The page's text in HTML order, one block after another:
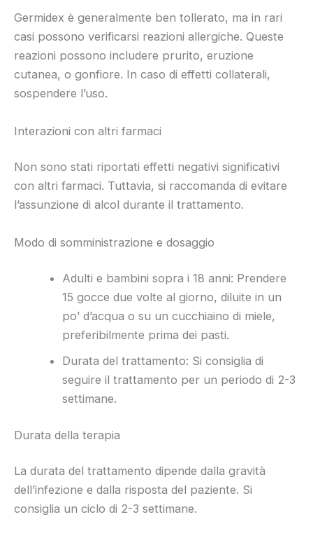
Germidex è generalmente ben tollerato, ma in rari
casi possono verificarsi reazioni allergiche. Queste
reazioni possono includere prurito, eruzione
cutanea, o gonfiore. In caso di effetti collaterali,
sospendere l’uso.
Interazioni con altri farmaci
Non sono stati riportati effetti negativi significativi
con altri farmaci. Tuttavia, si raccomanda di evitare
l’assunzione di alcol durante il trattamento.
Modo di somministrazione e dosaggio
Adulti e bambini sopra i 18 anni: Prendere
15 gocce due volte al giorno, diluite in un
po’ d’acqua o su un cucchiaino di miele,
preferibilmente prima dei pasti.
Durata del trattamento: Si consiglia di
seguire il trattamento per un periodo di 2-3
settimane.
Durata della terapia
La durata del trattamento dipende dalla gravità
dell’infezione e dalla risposta del paziente. Si
consiglia un ciclo di 2-3 settimane.